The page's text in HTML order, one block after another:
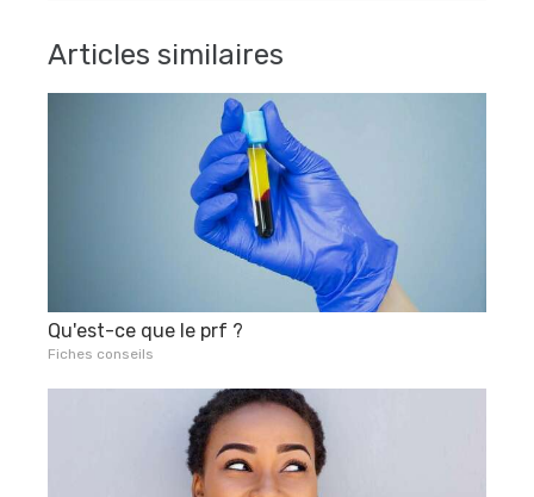
Articles similaires
Qu'est-ce que le prf ?
Fiches conseils